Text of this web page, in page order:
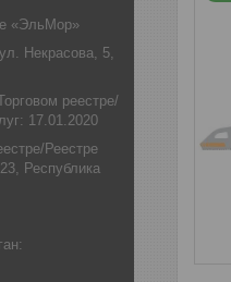
«ЭльМор»
Некрасова, 5,
реестре/
17.01.2020
Реестре
Республика